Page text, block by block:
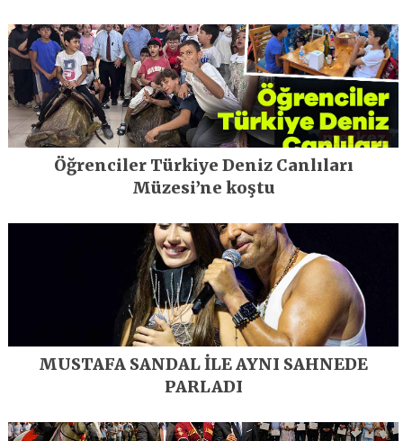
Öğrenciler Türkiye Deniz Canlıları
Müzesi’ne koştu
MUSTAFA SANDAL İLE AYNI SAHNEDE
PARLADI